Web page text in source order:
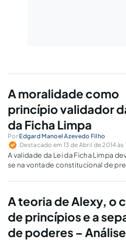
A moralidade como
princípio validador
da Ficha Limpa
Por Edgard Manoel Azevedo Filho
Destacado em 13 de Abril de 2014 às
A validade da Lei da Ficha Limpa
se na vontade constitucional de
maximizado quando em colisão
A teoria de Alexy, o
de princípios e a
de poderes – Análise